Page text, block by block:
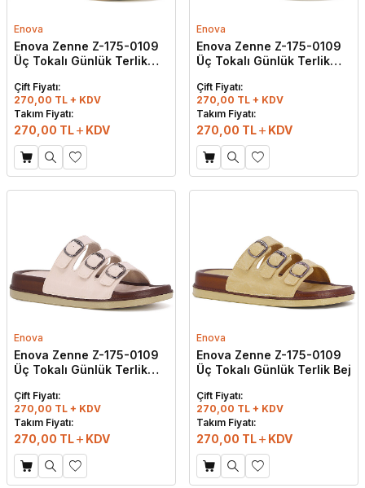
Enova
Enova Zenne Z-175-0109
Üç Tokalı Günlük Terlik
Çift Fiyatı:
270,00 TL + KDV
Takım Fiyatı:
270,00 TL KDV
Enova
Enova Zenne Z-175-0109
Üç Tokalı Günlük Terlik
Çift Fiyatı:
270,00 TL + KDV
Takım Fiyatı:
270,00 TL KDV
Enova
Enova Zenne Z-175-0109
Üç Tokalı Günlük Terlik
Çift Fiyatı:
270,00 TL + KDV
Takım Fiyatı:
270,00 TL KDV
Enova
Enova Zenne Z-175-0109
Üç Tokalı Günlük Terlik Bej
Çift Fiyatı:
270,00 TL + KDV
Takım Fiyatı:
270,00 TL KDV